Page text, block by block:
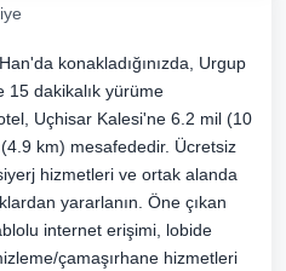
konakladığınızda, Urgup
15 dakikalık yürüme
Uçhisar Kalesi'ne 6.2 mil (10
km) mesafededir. Ücretsiz
hizmetleri ve ortak alanda
yararlanın. Öne çıkan
internet erişimi, lobide
çamaşırhane hizmetleri